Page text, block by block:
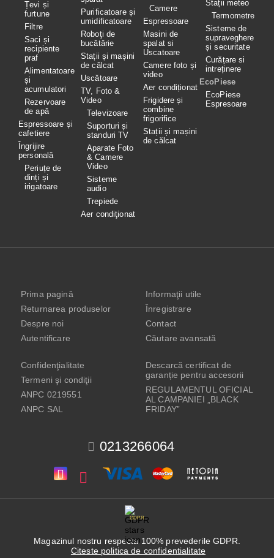
Țevi și
furtune
Filtre
Saci și
recipiente
praf
Alimentatoare
și
acumulatori
Rezervoare
de apă
Espressoare și
cafetiere
Îngrijire
personală
Periuțe de
dinți și
irigatoare
Purificatoare și
umidificatoare
Roboţi de
bucătărie
Stații și mașini
de călcat
Uscătoare
TV, Foto &
Video
Televizoare
Suporturi și
standuri TV
Aparate Foto
& Camere
Video
Sisteme
audio
Trepiede
Aer condiţionat
Camere
Espressoare
Masini de
spalat si
Uscatoare
Camere foto și
video
Aer condiționat
Frigidere și
combine
frigorifice
Stații și mașini
de călcat
Stații meteo
Termometre
Sisteme de
supraveghere
și securitate
Curățare si
intreținere
EcoPiese
EcoPiese
Espresoare
0213266064
Prima pagină
Returnarea produselor
Despre noi
Autentificare
Informaţii utile
Înregistrare
Contact
Căutare avansată
Confidenţialitate
Termeni şi condiţii
ANPC 0219551
ANPC SAL
Descarcă certificat de
garanție pentru accesorii
REGULAMENTUL OFICIAL
AL CAMPANIEI „BLACK
FRIDAY”
GDPR
Magazinul nostru respecta 100% prevederile GDPR.
Citeste politica de confidentialitate